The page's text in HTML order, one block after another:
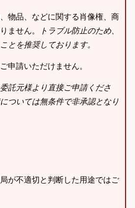
物品、などに関する肖像権、商
ません。
トラブル防止のため、
とを推奨しております。
申請いただけません。
委託元様より直接ご申請くださ
ついては無条件で非承認となり
が不適切と判断した用途ではご